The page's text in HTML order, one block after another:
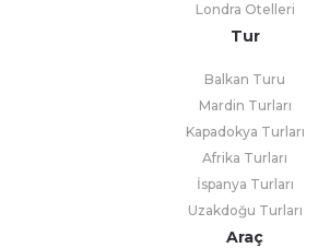
Londra Otelleri
Tur
Balkan Turu
Mardin Turları
Kapadokya Turları
Afrika Turları
İspanya Turları
Uzakdoğu Turları
Araç